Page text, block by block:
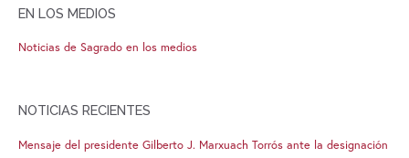
EN LOS MEDIOS
Noticias de Sagrado en los medios
NOTICIAS RECIENTES
Mensaje del presidente Gilberto J. Marxuach Torrós ante la designación